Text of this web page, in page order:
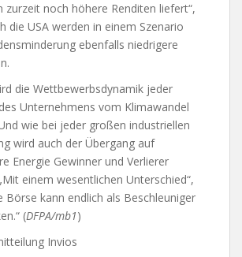
zurzeit noch höhere Renditen liefert“,
die USA werden in einem Szenario
ebenfalls niedrigere
die Wettbewerbsdynamik jeder
Unternehmens vom Klimawandel
wie bei jeder großen industriellen
wird auch der Übergang auf
Energie Gewinner und Verlierer
einem wesentlichen Unterschied“,
Börse kann endlich als Beschleuniger
(DFPA/mb1)
Invios